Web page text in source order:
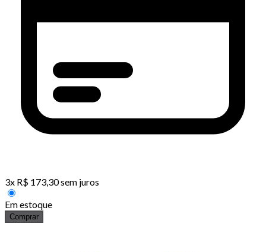
3x R$ 173,30sem juros
Em estoque
Comprar